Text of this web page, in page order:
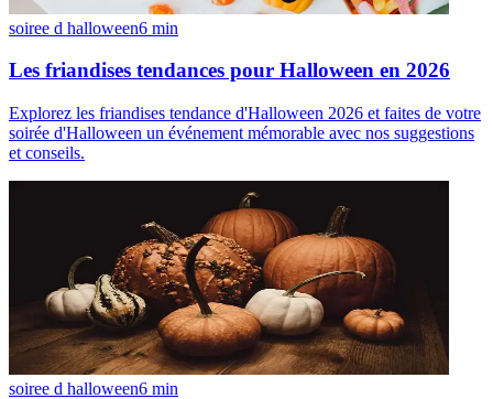
soiree d halloween6 min
Les friandises tendances pour Halloween en 2026
Explorez les friandises tendance d'Halloween 2026 et faites de votre
soirée d'Halloween un événement mémorable avec nos suggestions
et conseils.
soiree d halloween6 min